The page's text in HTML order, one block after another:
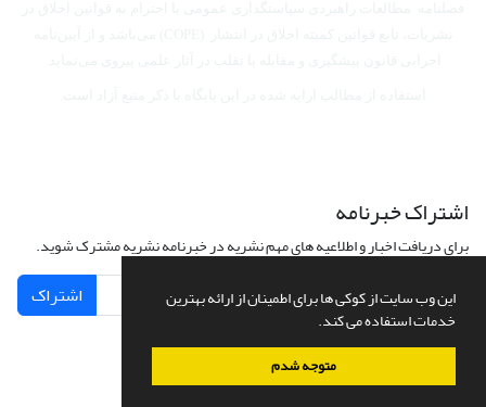
این وب سایت از کوکی ها برای اطمینان از ارائه بهترین
خدمات استفاده می کند.
متوجه شدم
اشتراک خبرنامه
برای دریافت اخبار و اطلاعیه های مهم نشریه در خبرنامه نشریه مشترک شوید.
اشتراک
سامانه مدیریت نشریات علمی.طراحی و پیاده سازی ازسیناوب